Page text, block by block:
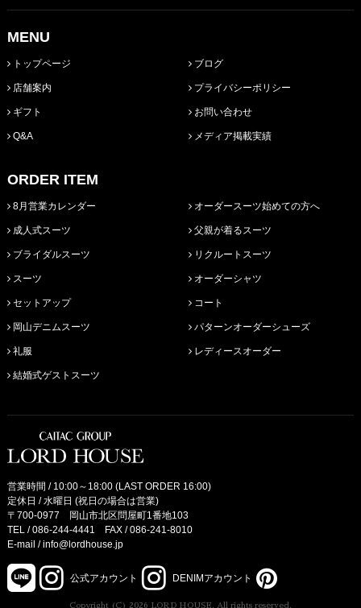
MENU
トップページ
店舗案内
ギフト
Q&A
ブログ
プライバシーポリシー
お問い合わせ
メディア掲載実績
ORDER ITEM
8月営業カレンダー
成人式スーツ
ブライダルスーツ
スーツ
セットアップ
岡山デニムスーツ
礼服
結婚式ゲストスーツ
オーダースーツ始めての方へ
父親が着るスーツ
リクルートスーツ
オーダーシャツ
コート
パターンオーダーシューズ
レディースオーダー
営業時間 / 10:00～18:00 (LAST ORDER 16:00)
定休日 / 水曜日 (祝日の場合は営業)
〒700-0977 岡山市北区問屋町1番地103
TEL /086-244-4441 FAX / 086-241-8010
E-mail /info@lordhouse.jp
公式アカウント DENIMアカウント
Copyright (C) 2026 LORD HOUSE. All rights reserved.